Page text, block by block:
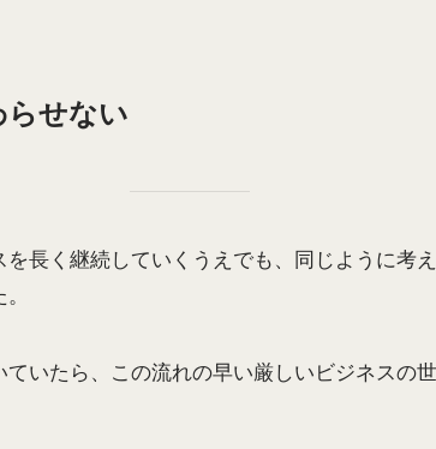
らせない
長く継続していくうえでも、同じように考
いたら、この流れの早い厳しいビジネスの